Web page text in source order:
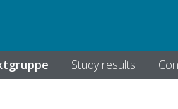
Study results